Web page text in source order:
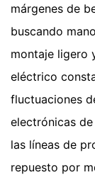
márgenes de
buscando
montaje ligero
eléctrico
fluctuaciones
electrónicas
las líneas de
repuesto por